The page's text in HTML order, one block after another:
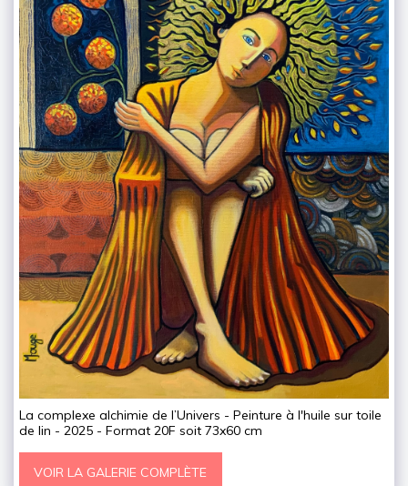
La complexe alchimie de l’Univers - Peinture à l'huile sur toile
de lin - 2025 - Format 20F soit 73x60 cm
VOIR LA GALERIE COMPLÈTE